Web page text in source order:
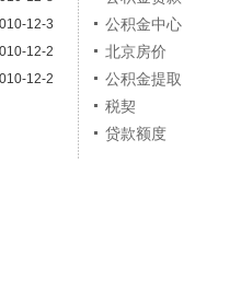
12-3
12-2
12-2
公积金中心
北京房价
公积金提取
税契
贷款额度